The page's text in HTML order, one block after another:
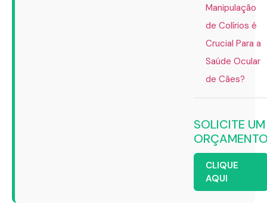
Manipulação
de Colírios é
Crucial Para a
Saúde Ocular
de Cães?
SOLICITE UM
CLIQUE
AQUI